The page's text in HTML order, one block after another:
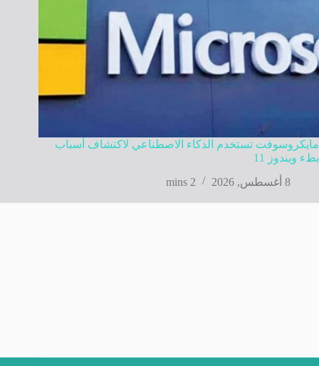
مايكروسوفت تستخدم الذكاء الاصطناعي لاكتشاف أسباب
بطء ويندوز 11
8 أغسطس, 2026
2 mins